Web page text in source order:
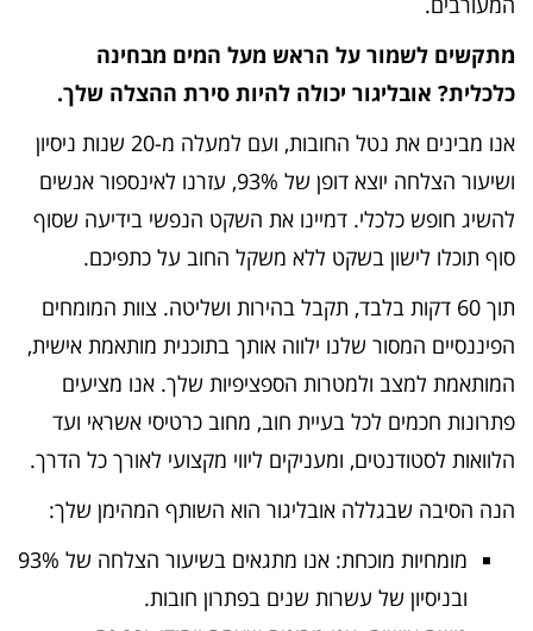
מתקשים לשמור על הראש מעל המים מבחינה
כלכלית? אובליגור יכולה להיות סירת ההצלה שלך.
אנו מבינים את נטל החובות, ועם למעלה מ-20 שנות ניסיון
ושיעור הצלחה יוצא דופן של 93%, עזרנו לאינספור אנשים
להשיג חופש כלכלי. דמיינו את השקט הנפשי בידיעה שסוף
סוף תוכלו לישון בשקט ללא משקל החוב על כתפיכם.
תוך 60 דקות בלבד, תקבל בהירות ושליטה. צוות המומחים
הפיננסיים המסור שלנו ילווה אותך בתוכנית מותאמת אישית,
המותאמת למצב ולמטרות הספציפיות שלך. אנו מציעים
פתרונות חכמים לכל בעיית חוב, מחוב כרטיסי אשראי ועד
הלוואות לסטודנטים, ומעניקים ליווי מקצועי לאורך כל הדרך.
הנה הסיבה שבגללה אובליגור הוא השותף המהימן שלך:
מומחיות מוכחת: אנו מתגאים בשיעור הצלחה של 93%
ובניסיון של עשרות שנים בפתרון חובות.